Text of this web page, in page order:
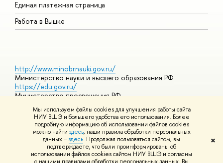
Мы используем файлы cookies для улучшения работы сайта
НИУ ВШЭ и большего удобства его использования. Более
подробную информацию об использовании файлов cookies
можно найти здесь, наши правила обработки персональных
данных –здесь. Продолжая пользоваться сайтом, вы
подтверждаете, что были проинформированы об
использовании файлов cookies сайтом НИУ ВШЭ и согласны
✖
Единая платежная страница
Работа в Вышке
http://www.minobrnauki.gov.ru/
Министерство науки и высшего образования РФ
https://edu.gov.ru/
Министерство просвещения РФ
https://elearning.hse.ru/mooc
Массовые открытые онлайн-курсы
© НИУ ВШЭ 1993–2026 Адреса и контактыУсловия
использования материалов Политика конфиденциальности